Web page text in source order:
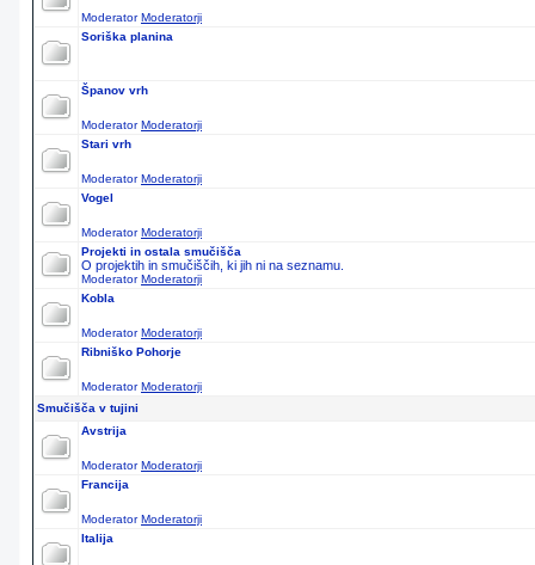
ModeratorModeratorji
Soriška planina
Španov vrh
ModeratorModeratorji
Stari vrh
ModeratorModeratorji
Vogel
ModeratorModeratorji
Projekti in ostala smučišča
O projektih in smučiščih, ki jih ni na seznamu.
ModeratorModeratorji
Kobla
ModeratorModeratorji
Ribniško Pohorje
ModeratorModeratorji
Smučišča v tujini
Avstrija
ModeratorModeratorji
Francija
ModeratorModeratorji
Italija